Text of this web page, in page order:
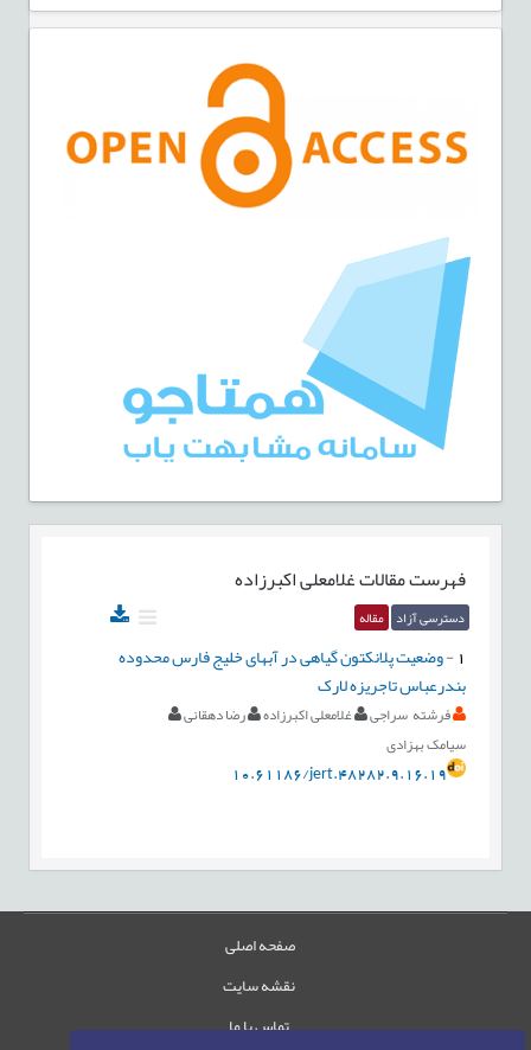
فهرست مقالاتغلامعلی اکبرزاده
دسترسی آزاد مقاله
-وضعیت پلانکتون گیاهی در آبهای خلیج فارس محدوده
بندرعباس تاجریزه لارک
فرشته سراجی غلامعلی اکبرزاده
رضا دهقانی
سیامک بهزادی
10.61186/jert.48282.9.16.19
صفحه اصلی
نقشه سایت
تماس با ما